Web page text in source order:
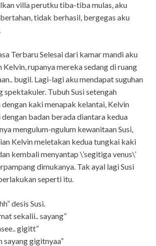
villa perutku tiba-tiba mulas, aku
tidak berhasil, bergegas aku
Terbaru Selesai dari kamar mandi aku
Kelvin, rupanya mereka sedang di ruang
bugil. Lagi-lagi aku mendapat suguhan
spektakuler. Tubuh Susi setengah
kaki menapak kelantai, Kelvin
badan berada diantara kedua
mengulum-ngulum kewanitaan Susi,
Kelvin meletakan kedua tungkai kaki
kembali menyantap \’segitiga venus\’
dimukanya. Tak ayal lagi Susi
seperti itu.
desis Susi.
sekalii.. sayang”
gigitt”
sayang gigitnyaa”